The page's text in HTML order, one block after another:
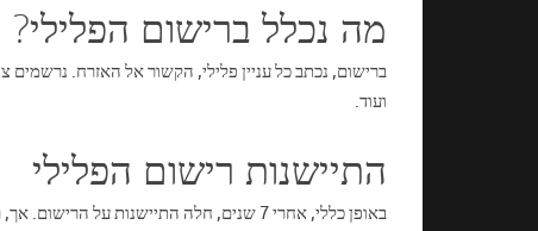
מה נכלל ברישום הפלילי?
ברישום, נכתב כל עניין פלילי, הקשור אל האזרח.
ועוד.
התיישנות רישום הפלילי